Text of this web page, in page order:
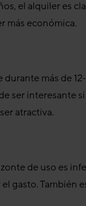
el alquiler es
más económica.
más de
ser interesante
atractiva.
de uso es
gasto. También